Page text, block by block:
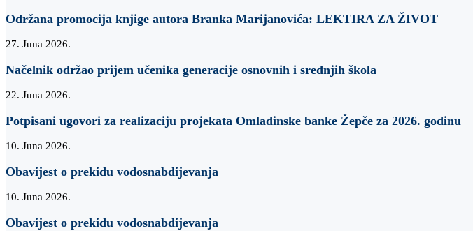
Održana promocija knjige autora Branka Marijanovića: LEKTIRA ZA ŽIVOT
27. Juna 2026.
Načelnik održao prijem učenika generacije osnovnih i srednjih škola
22. Juna 2026.
Potpisani ugovori za realizaciju projekata Omladinske banke Žepče za 2026. godinu
10. Juna 2026.
Obavijest o prekidu vodosnabdijevanja
10. Juna 2026.
Obavijest o prekidu vodosnabdijevanja